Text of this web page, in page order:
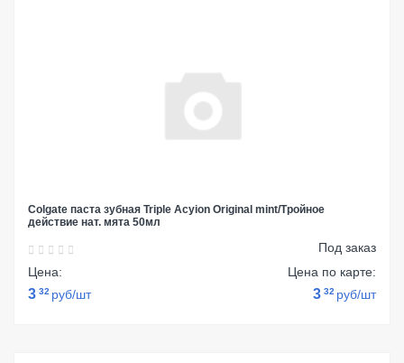
Colgate паста зубная Triple Acyion Original mint/Тройное
действие нат. мята 50мл
Под заказ
Цена:
3 32 руб/шт
Цена по карте:
3 32 руб/шт